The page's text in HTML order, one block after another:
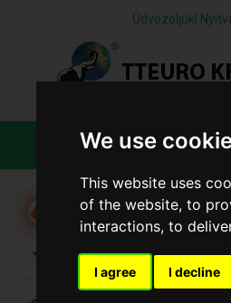
We use
This website uses
of the website,to
interactions,to
I agree I decline
Üdvözöljük!
TERMÉKEK
Akció
Alkalmi Kellékek